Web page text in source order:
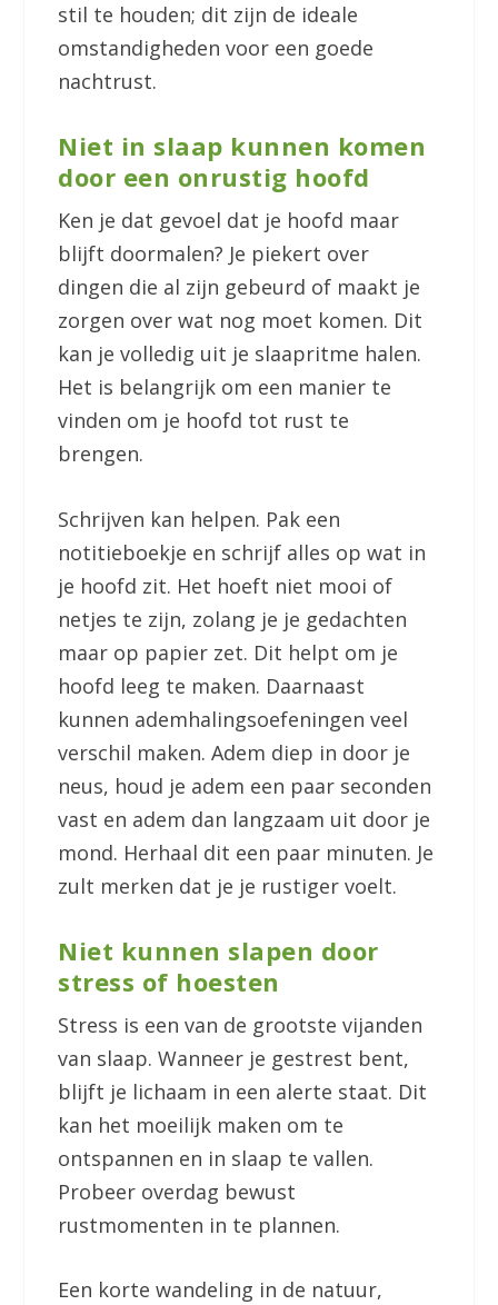
stil te houden; dit zijn de ideale
omstandigheden voor een goede
nachtrust.
Niet in slaap kunnen komen
door een onrustig hoofd
Ken je dat gevoel dat je hoofd maar
blijft doormalen? Je piekert over
dingen die al zijn gebeurd of maakt je
zorgen over wat nog moet komen. Dit
kan je volledig uit je slaapritme halen.
Het is belangrijk om een manier te
vinden om je hoofd tot rust te
brengen.
Schrijven kan helpen. Pak een
notitieboekje en schrijf alles op wat in
je hoofd zit. Het hoeft niet mooi of
netjes te zijn, zolang je je gedachten
maar op papier zet. Dit helpt om je
hoofd leeg te maken. Daarnaast
kunnen ademhalingsoefeningen veel
verschil maken. Adem diep in door je
neus, houd je adem een paar seconden
vast en adem dan langzaam uit door je
mond. Herhaal dit een paar minuten. Je
zult merken dat je je rustiger voelt.
Niet kunnen slapen door
stress of hoesten
Stress is een van de grootste vijanden
van slaap. Wanneer je gestrest bent,
blijft je lichaam in een alerte staat. Dit
kan het moeilijk maken om te
ontspannen en in slaap te vallen.
Probeer overdag bewust
rustmomenten in te plannen.
Een korte wandeling in de natuur,